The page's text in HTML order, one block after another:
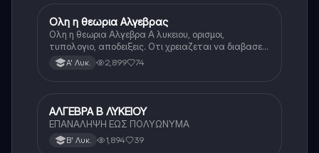
Μαθηματικά
Ολη η θεωρια Αλγεβρας
Ολη η θεωρια Αλγεβρα Α λυκειου, ορισμοι,
τυπολογιο, αποδειξεις. Οτι χρειαζεται να διαβασεις
για το θεωρητικο κομματι της αλγεβρας.
Α' Λυκ. 2,899 74
Μαθηματικά
ΑΛΓΕΒΡΑ Β ΛΥΚΕΙΟΥ
ΕΠΑΝΑΛΗΨΗ ΕΩΣ ΠΟΛΥΩΝΥΜΑ
Β' Λυκ. 1,894 39